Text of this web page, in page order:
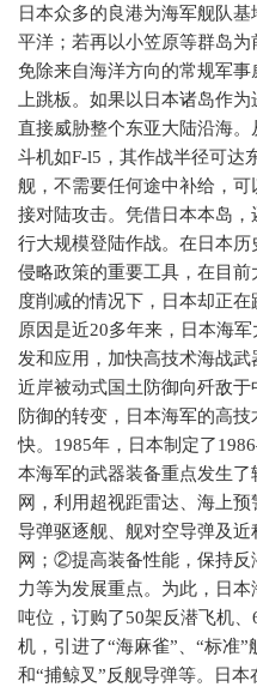
日本众多的良港为海军舰队
平洋；若再以小笠原等群岛
免除来自海洋方向的常规军
上跳板。如果以日本诸岛作
直接威胁整个东亚大陆沿海
斗机如F-l5 ，其作战半径可达
舰，不需要任何途中补给，
接对陆攻击。凭借日本本岛
行大规模登陆作战。在日本
侵略政策的重要工具，在目
度削减的情况下，日本却正
原因是近20多年来，日本海
发和应用，加快高技术海战
近岸被动式国土防御向歼敌
防御的转变，日本海军的高
快。 1985年，日本制定了
本海军的武器装备重点发生
网，利用超视距雷达、海上
导弹驱逐舰、舰对空导弹及
网；②提高装备性能，保持
力等为发展重点。为此，日本
吨位，订购了50架反潜飞机、
机，引进了“海麻雀”、“标准
和“捕鲸叉”反舰导弹等。日本